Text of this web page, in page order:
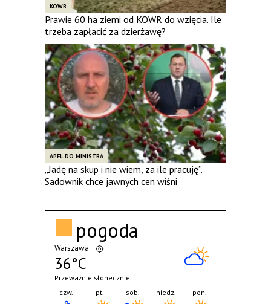
KOWR
Prawie 60 ha ziemi od KOWR do wzięcia. Ile
trzeba zapłacić za dzierżawę?
APEL DO MINISTRA
„Jadę na skup i nie wiem, za ile pracuję”.
Sadownik chce jawnych cen wiśni
pogoda
Warszawa
36°C
Przeważnie słonecznie
czw.
pt. sob. niedz. pon.